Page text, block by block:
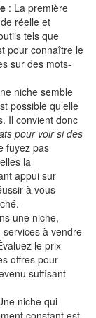
: La première
réelle et
tels que
pour connaître le
sur des mots-
niche semble
possible qu’elle
Il convient donc
pour voir si des
fuyez pas
la
appui sur
à vous
une niche,
services à vendre
le prix
offres pour
suffisant
niche qui
constant est